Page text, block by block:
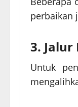
perbaikan
3.
Untuk